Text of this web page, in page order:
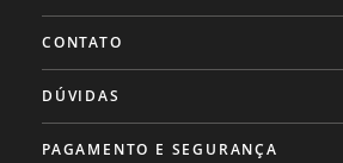
CONTATO
DÚVIDAS
PAGAMENTO E SEGURANÇA